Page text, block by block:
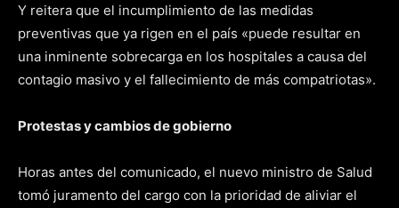
Y reitera que el incumplimiento de las medidas
preventivas que ya rigen en el país «puede resultar en
una inminente sobrecarga en los hospitales a causa del
contagio masivo y el fallecimiento de más compatriotas».
Protestas y cambios de gobierno
Horas antes del comunicado, el nuevo ministro de Salud
tomó juramento del cargo con la prioridad de aliviar el